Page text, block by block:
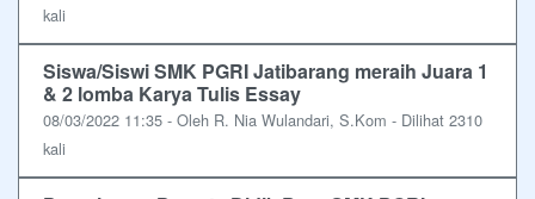
kali
Siswa/Siswi SMK PGRI Jatibarang meraih Juara 1
& 2 lomba Karya Tulis Essay
08/03/2022 11:35 - Oleh R. Nia Wulandari, S.Kom - Dilihat 2310
kali